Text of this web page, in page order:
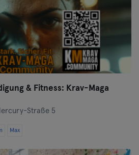
& Fitness: Krav-Maga
Straße 5
Max